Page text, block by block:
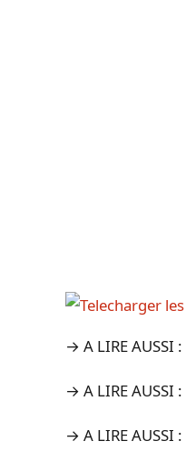
→ A LIRE AUSSI :
→ A LIRE AUSSI :
→ A LIRE AUSSI :